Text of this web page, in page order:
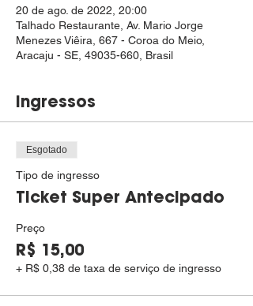
20 de ago. de 2022, 20:00
Talhado Restaurante, Av. Mario Jorge
Menezes Viêira, 667 - Coroa do Meio,
Aracaju - SE, 49035-660, Brasil
Ingressos
Esgotado
Tipo de ingresso
Ticket Super Antecipado
Preço
R$ 15,00
+ R$ 0,38 de taxa de serviço de ingresso